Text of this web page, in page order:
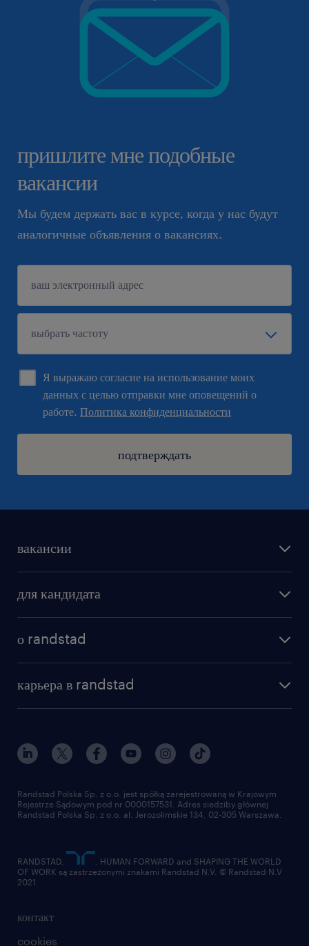
пришлите мне подобные
вакансии
Мы будем держать вас в курсе, когда у нас будут
аналогичные объявления о вакансиях.
Я выражаю согласие на использование моих
данных с целью отправки мне оповещений о
работе. Политика конфиденциальности
подтверждать
вакансии
бонусы для работников
для кандидата
о randstad
институт исследований randstad
для медиа
для поставщиков
карьера в randstad
наш мир
работа в randstad
отправить резюме
контакт
cookies
Randstad Polska Sp. z o.o. jest spółką zarejestrowaną w Krajowym
Rejestrze Sądowym pod nr 0000157531. Adres siedziby głównej
Randstad Polska Sp. z o.o. al. Jerozolimskie 134, 02-305 Warszawa.
RANDSTAD,
, HUMAN FORWARD and SHAPING THE WORLD
OF WORK są zastrzeżonymi znakami Randstad N.V. © Randstad N.V
2021